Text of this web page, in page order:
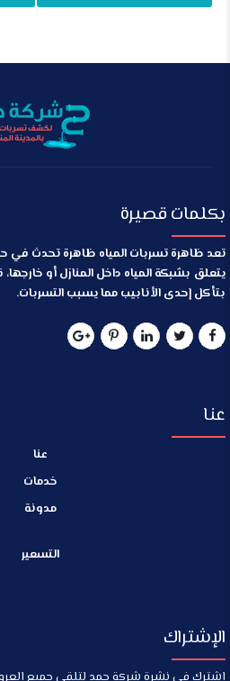
بكلمات قصيرة
تعد ظاهرة تسربات المياه ظاهرة تحدث في
يتعلق بشبكة المياه داخل المنازل أو
بتأكل إحدى الأنابيب مما يسبب التسربات.
عنا
عنا
خدمات
مدونة
التسعير
الإشتراك
اشترك في نشرة شركة حمد لتلقي جميع